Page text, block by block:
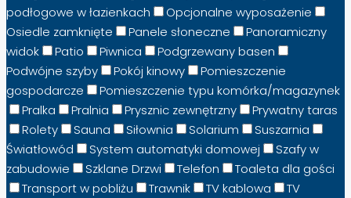
podłogowe w łazienkach
Opcjonalne wyposażenie
Osiedle zamknięte
Panele słoneczne
Panoramiczny
widok
Patio Piwnica
Podgrzewany basen
Podwójne szyby
Pokój kinowy
Pomieszczenie
gospodarcze
Pomieszczenie typu komórka/magazynek
Pralka
Pralnia Prysznic zewnętrzny
Prywatny taras
Rolety
Sauna Siłownia Solarium
Suszarnia
Światłowód
System automatyki domowej
Szafy w
zabudowie
Szklane Drzwi Telefon
Toaleta dla gości
Transport w pobliżu
Trawnik TV kablowa
TV